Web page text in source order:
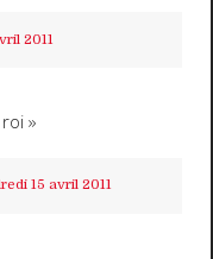
2011
»
15 avril 2011